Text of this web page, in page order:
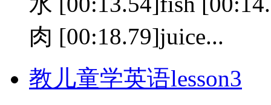
肉 [00:18.79]juice...
教儿童学英语lesson3